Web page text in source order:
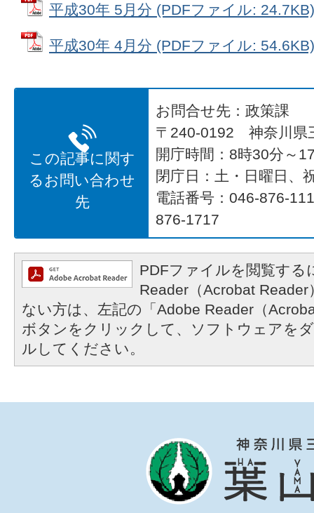
平成30年 5月分 (PDFファイル: 24.7KB)
平成30年 4月分 (PDFファイル: 54.6KB)
この記事に関す
るお問い合わせ
先
お問合せ先：政策課
〒240-0192 神奈川県
開庁時間：8時30分～
閉庁日：土・日曜日、
電話番号：046-876-
876-1717
PDFファイルを閲覧する
Reader（Acrobat
ない方は、左記の「Adobe Reader（
ボタンをクリックして、ソフトウェアを
ルしてください。